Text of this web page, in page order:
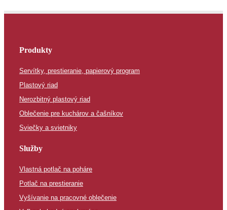
Produkty
Servítky, prestieranie, papierový program
Plastový riad
Nerozbitný plastový riad
Oblečenie pre kuchárov a čašníkov
Sviečky a svietniky
Služby
Vlastná potlač na poháre
Potlač na prestieranie
Vyšívanie na pracovné oblečenie